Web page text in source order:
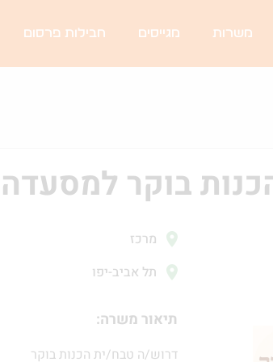
משרות מגייסים חבילות פרסום
בוקר
מרכז
תל אביב-יפו
תיאור משרה:
דרוש/ה טבח/ית הכנות בוקר